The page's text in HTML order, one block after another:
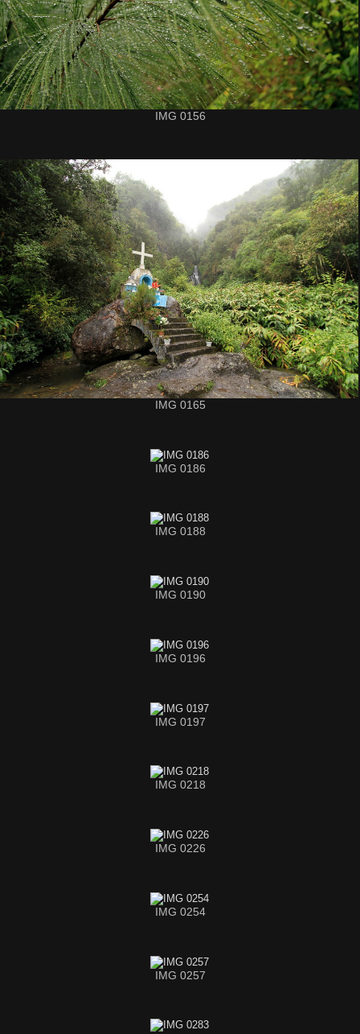
IMG 0156
IMG 0165
IMG 0186
IMG 0188
IMG 0190
IMG 0196
IMG 0197
IMG 0218
IMG 0226
IMG 0254
IMG 0257